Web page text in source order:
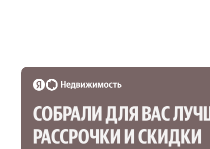
СОБРАЛИ ДЛЯ ВАС
РАССРОЧКИ И СКИДКИ